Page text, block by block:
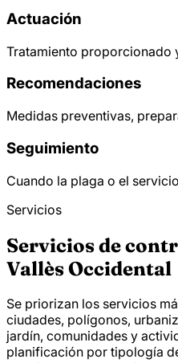
Actuación
Tratamiento proporcionado
Recomendaciones
Medidas preventivas,
Seguimiento
Cuando la plaga o el
Servicios
Servicios de
Vallès Occidental
Se priorizan los servicios
ciudades, polígonos,
jardín, comunidades y
planificación por tipología